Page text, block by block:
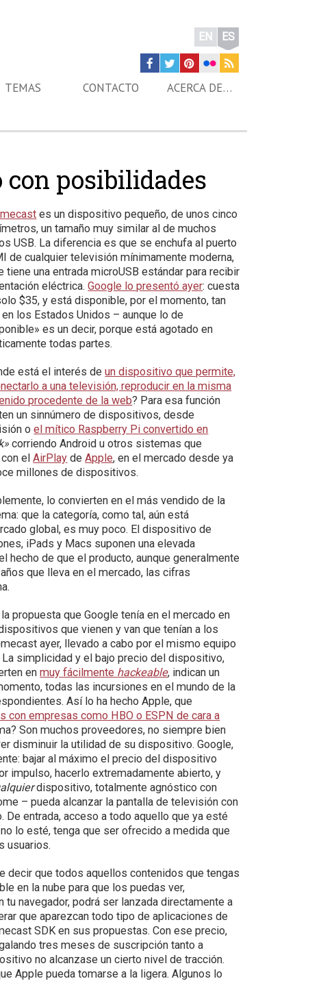
EN ES
TEMAS CONTACTO ACERCA DE…
posibilidades
es un dispositivo pequeño, de unos cinco
un tamaño muy similar al de muchos
USB. La diferencia es que se enchufa al puerto
de cualquier televisión mínimamente moderna,
tiene una entrada microUSB estándar para recibir
eléctrica.Google lo presentó ayer: cuesta
$35, y está disponible, por el momento, tan
los Estados Unidos – aunque lo de
es un decir, porque está agotado en
todas partes.
está el interés deun dispositivo que permite,
a una televisión, reproducir en la misma
procedente de la web? Para esa función
un sinnúmero de dispositivos, desde
oel mítico Raspberry Pi convertido en
corriendo Android u otros sistemas que
con elAirPlay deApple, en el mercado desde ya
millones de dispositivos.
lo convierten en el más vendido de la
que la categoría, como tal, aún está
global, es muy poco. El dispositivo de
iPads y Macs suponen una elevada
hecho de que el producto, aunque generalmente
que lleva en el mercado, las cifras
propuesta que Google tenía en el mercado en
que vienen y van que tenían a los
ayer, llevado a cabo por el mismo equipo
simplicidad y el bajo precio del dispositivo,
enmuy fácilmente hackeable, indican un
todas las incursiones en el mundo de la
Así lo ha hecho Apple, que
con empresas como HBO o ESPN de cara a
Son muchos proveedores, no siempre bien
disminuir la utilidad de su dispositivo. Google,
bajar al máximo el precio del dispositivo
impulso, hacerlo extremadamente abierto, y
dispositivo, totalmente agnóstico con
– pueda alcanzar la pantalla de televisión con
entrada, acceso a todo aquello que ya esté
lo esté, tenga que ser ofrecido a medida que
usuarios.
decir que todos aquellos contenidos que tengas
en la nube para que los puedas ver,
navegador, podrá ser lanzada directamente a
que aparezcan todo tipo de aplicaciones de
SDK en sus propuestas. Con ese precio,
tres meses de suscripción tanto a
no alcanzase un cierto nivel de tracción.
Apple pueda tomarse a la ligera. Algunos lo